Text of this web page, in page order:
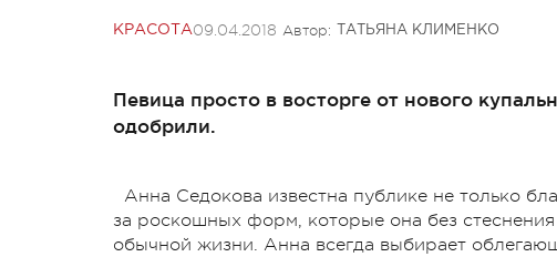
КРАСОТА09.04.2018 Автор: ТАТЬЯНА КЛИМЕНКО
Певица просто в восторге от нового
одобрили.
Анна Седокова известна публике не только
за роскошных форм, которые она без
обычной жизни. Анна всегда выбирает